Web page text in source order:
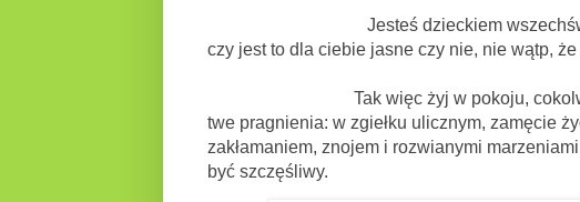
Jesteś dzieckiem wszechświata, nie
czy jest to dla ciebie jasne czy nie, nie wątp,
Tak więc żyj w pokoju, cokolwiek
twe pragnienia: w zgiełku ulicznym, zamęcie
zakłamaniem, znojem i rozwianymi
być szczęśliwy.